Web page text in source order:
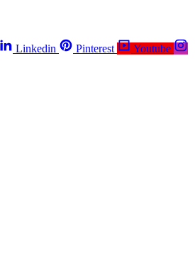
Linkedin Pinterest
Youtube